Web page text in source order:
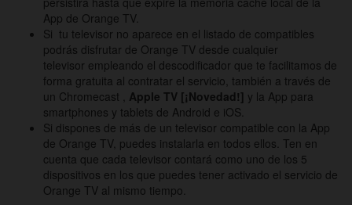
App de Orange TV.
Si tu televisor no aparece en el listado de compatibles
podrás disfrutar de Orange TV desde cualquier
televisor empleando el descodificador que te facilitamos de
forma gratuita al contratar el servicio, también a través de
un Chromecast , Apple TV [¡Novedad!] y la App para
smartphones y tablets de Android e iOS.
Si dispones de más de un televisor compatible con la App
de Orange TV, puedes instalarla en todos ellos. Ten en
cuenta que cada televisor contará como uno de los 5
dispositivos en los que puedes tener activado el servicio de
Orange TV al mismo tiempo.